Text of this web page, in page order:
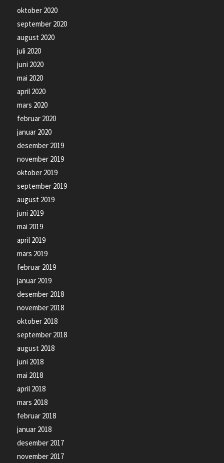
oktober 2020
september 2020
august 2020
juli 2020
juni 2020
mai 2020
april 2020
mars 2020
februar 2020
januar 2020
desember 2019
november 2019
oktober 2019
september 2019
august 2019
juni 2019
mai 2019
april 2019
mars 2019
februar 2019
januar 2019
desember 2018
november 2018
oktober 2018
september 2018
august 2018
juni 2018
mai 2018
april 2018
mars 2018
februar 2018
januar 2018
desember 2017
november 2017